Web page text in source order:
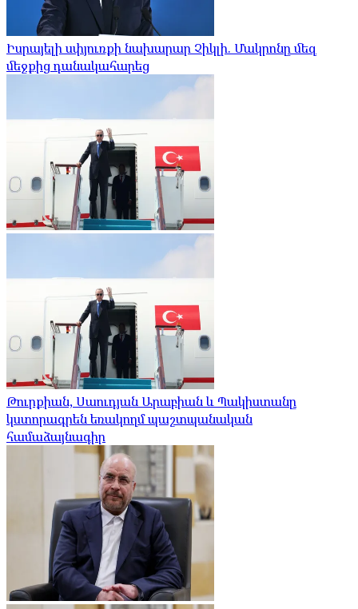
Իսրայելի սփյուռքի նախարար Չիկլի. Մակրոնը մեզ
մեջքից դանակահարեց
Թուրքիան, Սաուդյան Արաբիան և Պակիստանը
կստորագրեն եռակողմ պաշտպանական
համաձայնագիր